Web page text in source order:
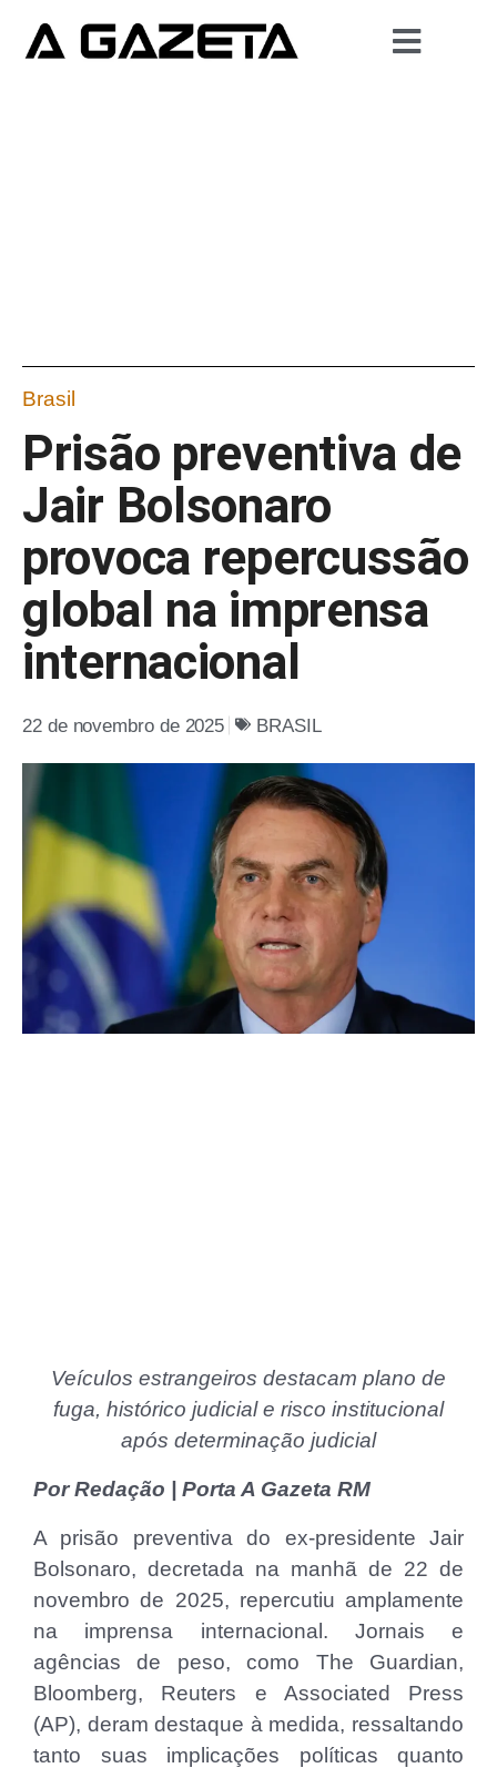
Brasil
Prisão preventiva de
Jair Bolsonaro
provoca repercussão
global na imprensa
internacional
22 de novembro de 2025 BRASIL
Veículos estrangeiros destacam plano de
fuga, histórico judicial e risco institucional
após determinação judicial
Por Redação | Porta A Gazeta RM
A prisão preventiva do ex-presidente Jair
Bolsonaro, decretada na manhã de 22 de
novembro de 2025, repercutiu amplamente
na imprensa internacional. Jornais e
agências de peso, como The Guardian,
Bloomberg, Reuters e Associated Press
(AP), deram destaque à medida, ressaltando
tanto suas implicações políticas quanto